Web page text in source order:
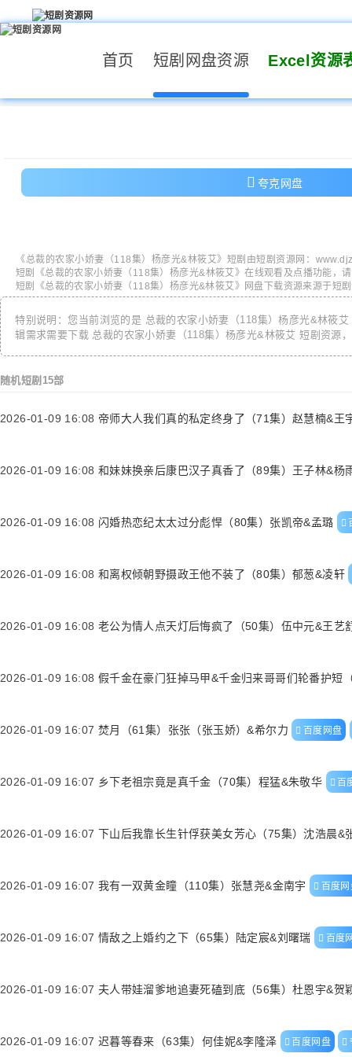
首页 短剧网盘资源 Excel资源
夸克网盘
《 总裁的农家小娇妻（118集）杨彦光&林筱艾》短剧由短剧资源网 ：
短剧《总裁的农家小娇妻（118集）杨彦光&林筱艾 》在线观看及点播功能，
短剧《总裁的农家小娇妻（118集）杨彦光&林筱艾 》网盘下载资源来源于短
特别说明：您当前浏览的是 总裁的农家小娇妻（118集）杨彦光&林筱艾
辑需求需要下载 总裁的农家小娇妻（118集）杨彦光&林筱艾 短剧资源
随机短剧15部
2026-01-09 16:08 帝师大人我们真的私定终身了（71集）赵慧楠&王
2026-01-09 16:08 和妹妹换亲后康巴汉子真香了（89集）王子林&杨
2026-01-09 16:08 闪婚热恋纪太太过分彪悍（80集）张凯帝&孟璐
2026-01-09 16:08 和离权倾朝野摄政王他不装了（80集）郁葱&凌轩
2026-01-09 16:08 老公为情人点天灯后悔疯了（50集）伍中元&王艺
2026-01-09 16:08 假千金在豪门狂掉马甲&千金归来哥哥们轮番护短
2026-01-09 16:07 焚月（61集）张张（张玉娇）&希尔力 百度网盘
2026-01-09 16:07 乡下老祖宗竟是真千金（70集）程猛&朱敬华 百
2026-01-09 16:07 下山后我靠长生针俘获美女芳心（75集）沈浩晨&
2026-01-09 16:07 我有一双黄金瞳（110集）张慧尧&金南宇 百度
2026-01-09 16:07 情敌之上婚约之下（65集）陆定宸&刘曙瑞 百度
2026-01-09 16:07 夫人带娃溜爹地追妻死磕到底（56集）杜恩宇&贺
2026-01-09 16:07 迟暮等春来（63集）何佳妮&李隆泽 百度网盘